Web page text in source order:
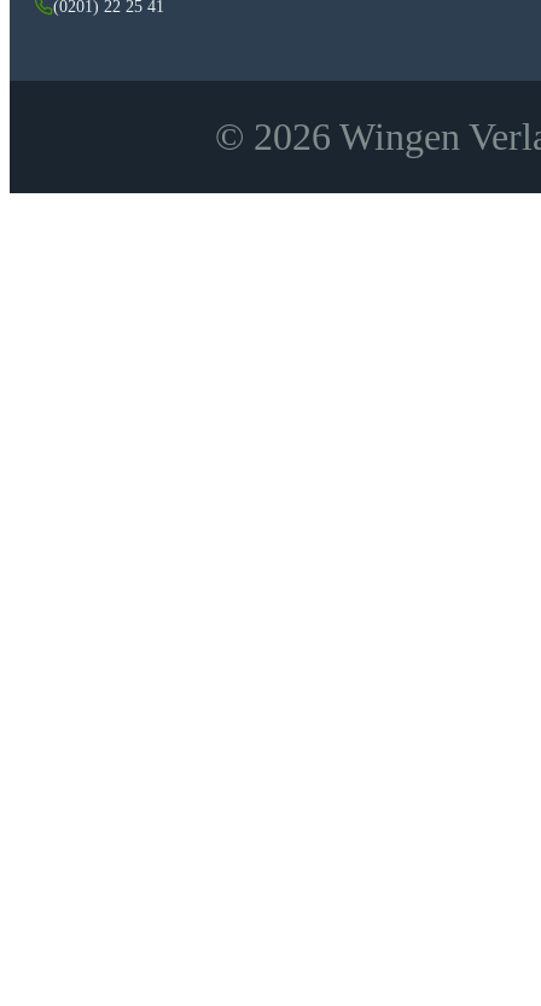
(0201) 22 25 41
© 2026 Wingen